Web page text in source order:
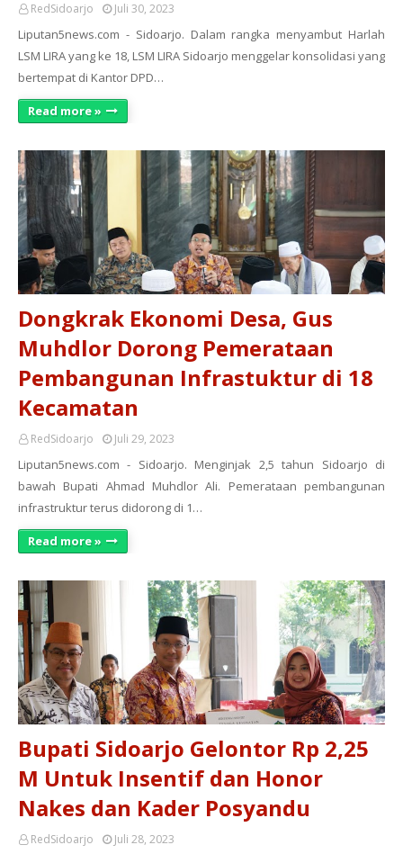
RedSidoarjo Juli 30, 2023
Liputan5news.com - Sidoarjo. Dalam rangka menyambut Harlah
LSM LIRA yang ke 18, LSM LIRA Sidoarjo menggelar konsolidasi yang
bertempat di Kantor DPD…
Read more »
Dongkrak Ekonomi Desa, Gus
Muhdlor Dorong Pemerataan
Pembangunan Infrastuktur di 18
Kecamatan
RedSidoarjo Juli 29, 2023
Liputan5news.com - Sidoarjo. Menginjak 2,5 tahun Sidoarjo di
bawah Bupati Ahmad Muhdlor Ali. Pemerataan pembangunan
infrastruktur terus didorong di 1…
Read more »
Bupati Sidoarjo Gelontor Rp 2,25
M Untuk Insentif dan Honor
Nakes dan Kader Posyandu
RedSidoarjo Juli 28, 2023